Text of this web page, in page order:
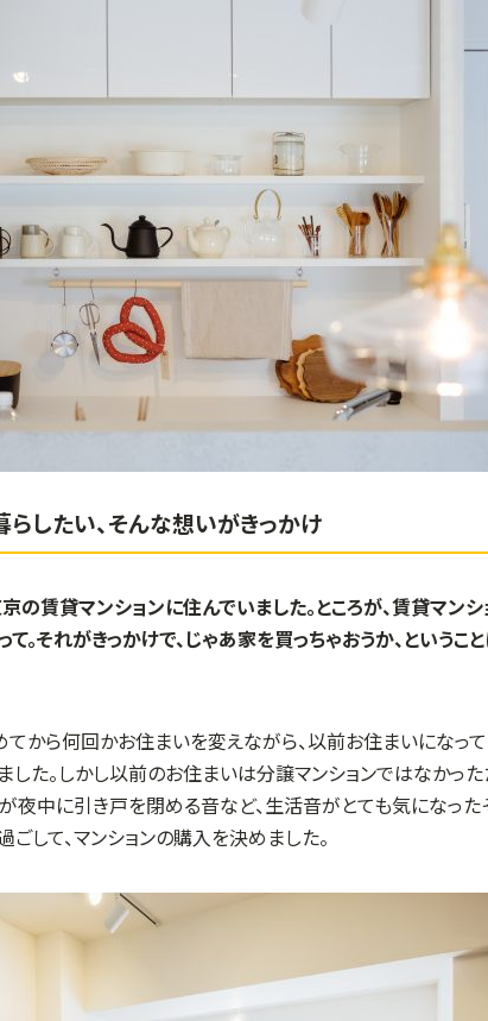
したい、そんな想いがきっかけ
京の賃貸マンションに住んでいました。ところが、賃貸マンシ
。それがきっかけで、じゃあ家を買っちゃおうか、というこ
から何回かお住まいを変えながら、以前お住まいになっ
した。しかし以前のお住まいは分譲マンションではなかっ
夜中に引き戸を閉める音など、生活音がとても気になった
して、マンションの購入を決めました。